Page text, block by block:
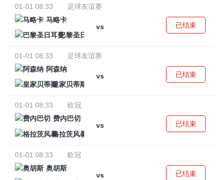
01-01 08:33
足球友谊赛
马略卡
vs
巴黎圣日耳曼
已结束
01-01 08:33
足球友谊赛
阿森纳
vs
皇家贝蒂斯
已结束
01-01 08:33
欧冠
费内巴切
vs
格拉茨风暴
已结束
01-01 08:33
欧冠
奥胡斯
vs
已结束